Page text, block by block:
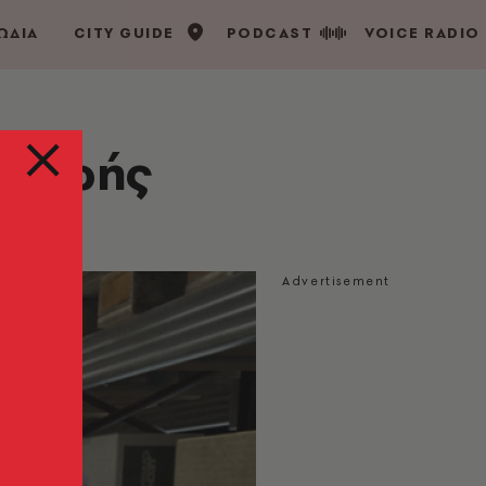
CITY GUIDE PODCAST VOICE RADIO
Ζωής